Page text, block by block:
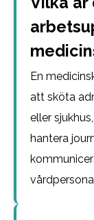
En
att sköta
eller
hantera